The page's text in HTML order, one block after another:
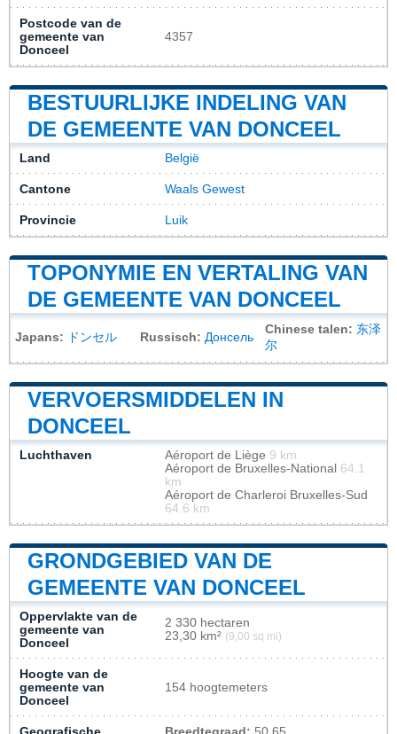
Postcode van de
gemeente van
Donceel
4357
BESTUURLIJKE INDELING VAN
DE GEMEENTE VAN DONCEEL
Land België
Cantone Waals Gewest
Provincie Luik
TOPONYMIE EN VERTALING VAN
DE GEMEENTE VAN DONCEEL
Japans: ドンセル Russisch: Донсель
Chinese talen: 东泽
尔
VERVOERSMIDDELEN IN
DONCEEL
Luchthaven Aéroport de Liège 9 km
Aéroport de Bruxelles-National 64.1
km
Aéroport de Charleroi Bruxelles-Sud
64.6 km
GRONDGEBIED VAN DE
GEMEENTE VAN DONCEEL
Oppervlakte van de
gemeente van
Donceel
2 330 hectaren
23,30 km² (9,00 sq mi)
Hoogte van de
gemeente van
Donceel
154 hoogtemeters